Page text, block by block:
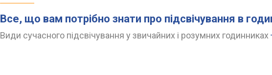
Все, що вам потрібно знати про підсвічування в
Види сучасного підсвічування у звичайних і розумних годинниках